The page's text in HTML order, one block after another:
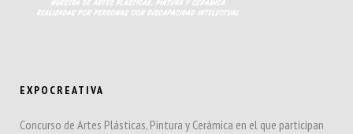
EXPOCREATIVA
Concurso de Artes Plásticas, Pintura y Cerámica en el que participan